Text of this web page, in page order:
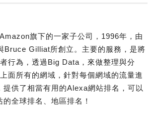
旗下的一家子公司，1996年，由
Bruce Gilliat所創立。主要的服務，是將
行為，透過Big Data，來做整理與分
面所有的網域，針對每個網域的流量進
提供了相當有用的Alexa網站排名，可以
全球排名、地區排名！